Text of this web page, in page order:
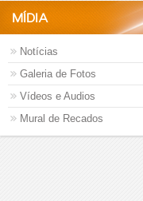
MÍDIA
Notícias
Galeria de Fotos
Vídeos e Audios
Mural de Recados